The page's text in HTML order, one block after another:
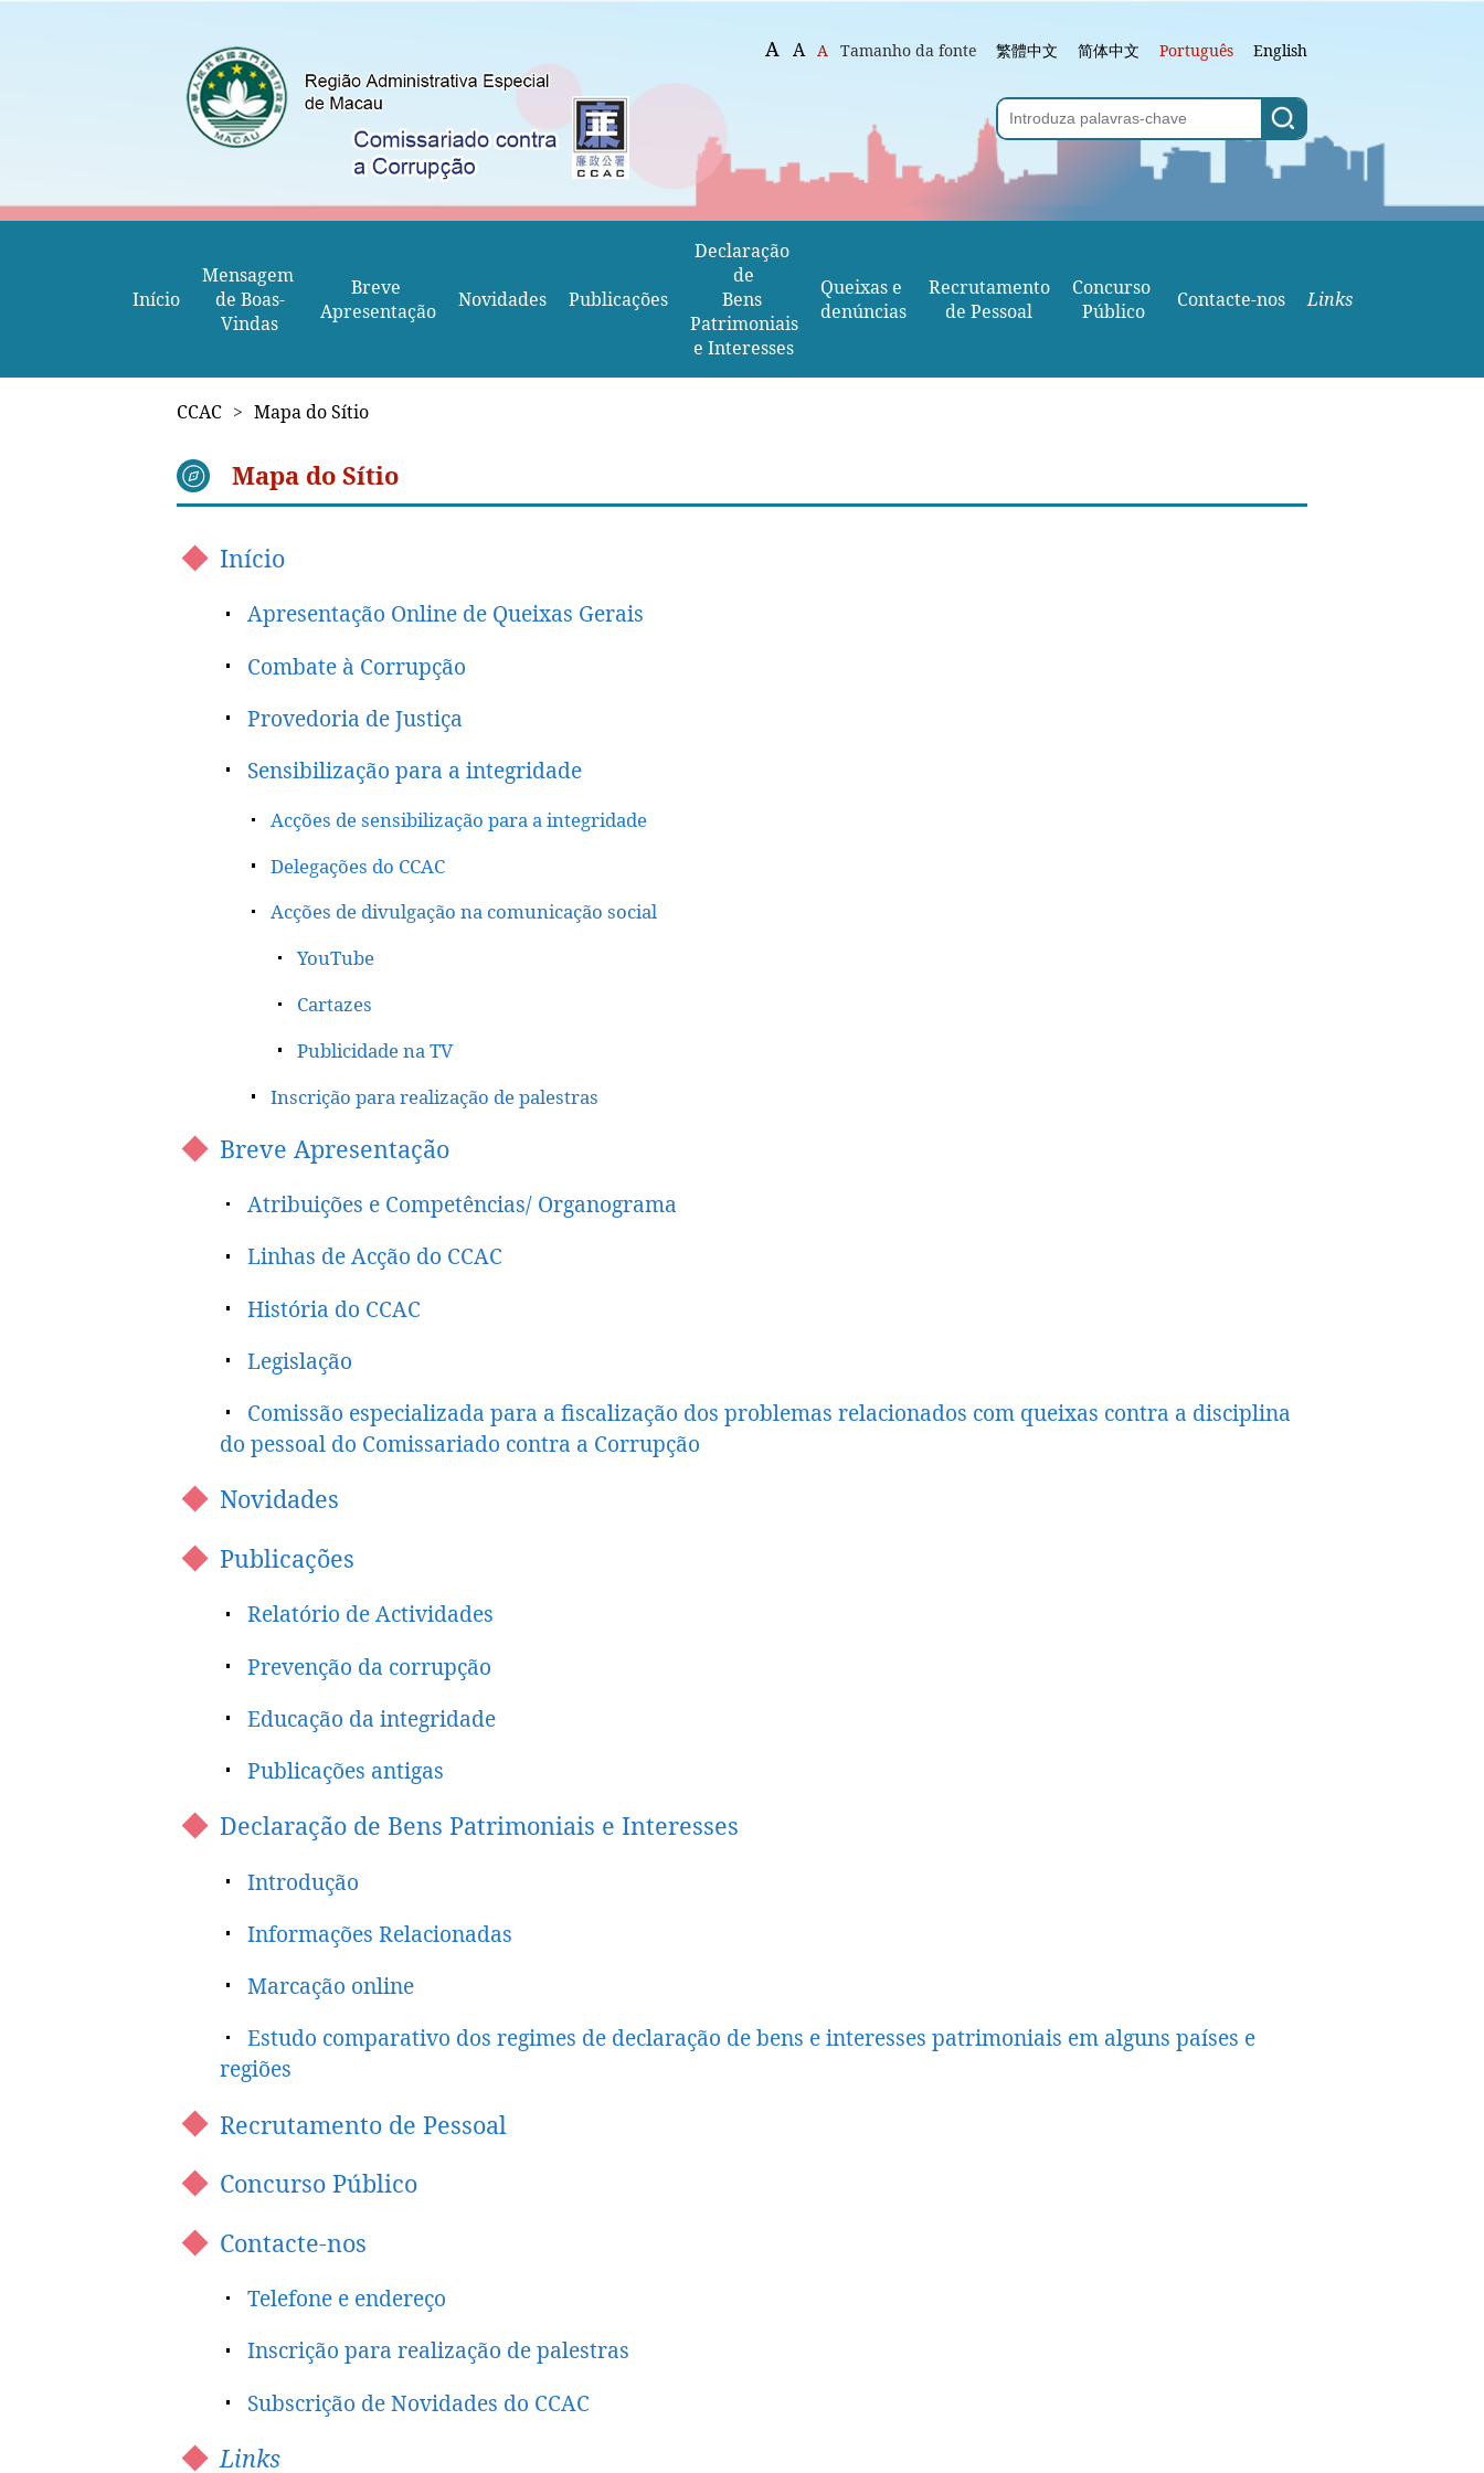
A A A Tamanho da fonte 繁體中文 简体中文 Português English
Início
Mensagem
de Boas-
Vindas
Breve
Apresentação
Novidades Publicações
Declaração
de
Bens
Patrimoniais
e Interesses
Queixas e
denúncias
Recrutamento
de Pessoal
Concurso
Público
Contacte-nos Links
CCAC > Mapa do Sítio
Mapa do Sítio
Início
Apresentação Online de Queixas Gerais
Combate à Corrupção
Provedoria de Justiça
Sensibilização para a integridade
Acções de sensibilização para a integridade
Delegações do CCAC
Acções de divulgação na comunicação social
YouTube
Cartazes
Publicidade na TV
Inscrição para realização de palestras
Breve Apresentação
Atribuições e Competências/ Organograma
Linhas de Acção do CCAC
História do CCAC
Legislação
Comissão especializada para a fiscalização dos problemas relacionados com queixas contra a disciplina
do pessoal do Comissariado contra a Corrupção
Novidades
Publicações
Relatório de Actividades
Prevenção da corrupção
Educação da integridade
Publicações antigas
Declaração de Bens Patrimoniais e Interesses
Introdução
Informações Relacionadas
Marcação online
Estudo comparativo dos regimes de declaração de bens e interesses patrimoniais em alguns países e
regiões
Recrutamento de Pessoal
Concurso Público
Contacte-nos
Telefone e endereço
Inscrição para realização de palestras
Subscrição de Novidades do CCAC
Links